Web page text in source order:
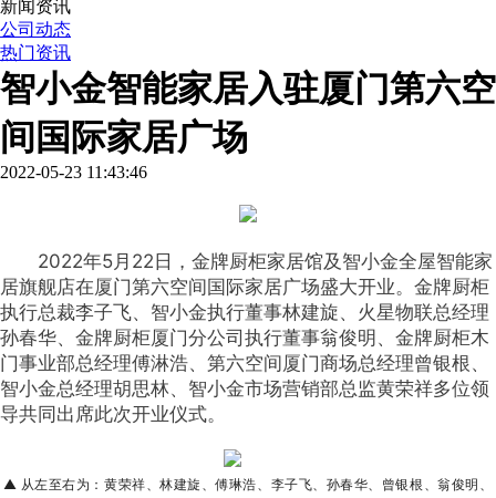
新闻资讯
公司动态
热门资讯
智小金智能家居入驻厦门第六空
间国际家居广场
2022-05-23 11:43:46
2022年5月22日，金牌厨柜家居馆及智小金全屋智能家
居旗舰店在厦门第六空间国际家居广场盛大开业。金牌厨柜
执行总裁李子飞、智小金执行董事林建旋、火星物联总经理
孙春华、金牌厨柜厦门分公司执行董事翁俊明、金牌厨柜木
门事业部总经理傅淋浩、第六空间厦门商场总经理曾银根、
智小金总经理胡思林、智小金市场营销部总监黄荣祥多位领
导共同出席此次开业仪式。
▲ 从左至右为：黄荣祥、林建旋、傅琳浩、李子飞、孙春华、 曾银根、翁俊明、